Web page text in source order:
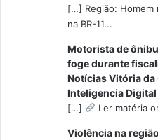
[…] Região: Homem
na BR-11...
Motorista de
foge durante
Notícias Vitória da
Inteligencia Digital
[…] Ler matéria
Violência na